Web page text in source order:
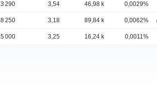
290 3,54 46,98 k 0,0029%
250 3,18 89,84 k 0,0062%
5 000 3,25 16,24 k 0,0011%